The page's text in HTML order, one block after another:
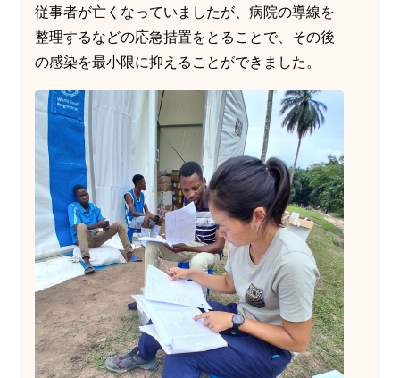
従事者が亡くなっていましたが、病院の導線を
整理するなどの応急措置をとることで、その後
の感染を最小限に抑えることができました。